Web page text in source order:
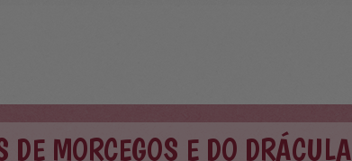
MORCEGOS E DO DRÁCULA